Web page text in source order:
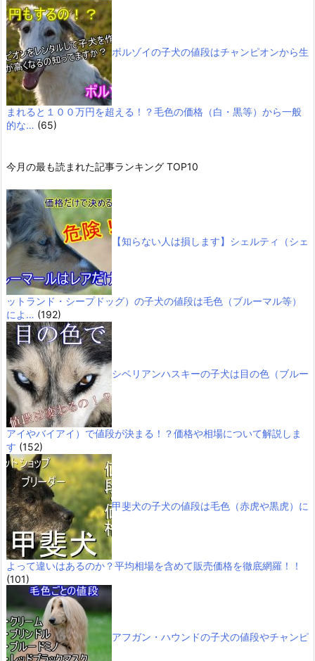
ボルゾイの子犬の値段はチャンピオンから生
まれると１００万円を超える！？毛色の価格（白・黒等）から一般
的な… (65)
今月の最も読まれた記事ランキング TOP10
【知らない人は損します】シェルティ（シェ
ットランド・シープドッグ）の子犬の値段は毛色（ブルーマル等）
によ… (192)
シベリアンハスキーの子犬は目の色（ブルー
アイやバイアイ）で値段が決まる！？価格や相場について解説しま
す (152)
甲斐犬の子犬の値段は毛色（赤虎や黒虎）に
よって違いはあるのか？平均相場を含めて販売価格を徹底網羅！！
(101)
アフガン・ハウンドの子犬の値段やチャンピ